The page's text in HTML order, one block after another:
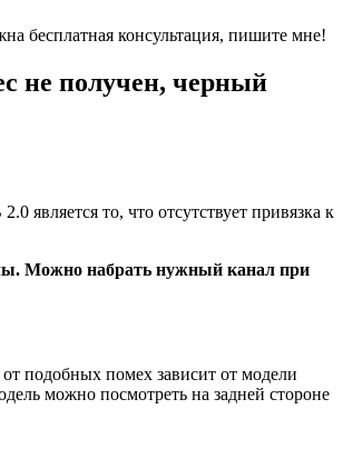
бесплатная консультация, пишите мне!
не получен, черный
то, что отсутствует привязка к
Можно набрать нужный канал при
подобных помех зависит от модели
можно посмотреть на задней стороне